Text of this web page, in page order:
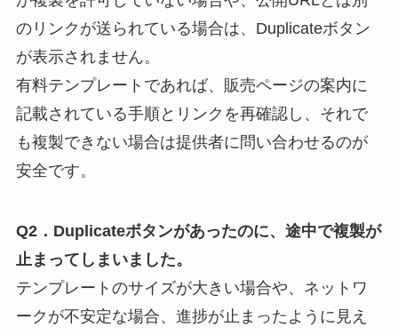
のリンクが送られている場合は、Duplicateボタン
が表示されません。
有料テンプレートであれば、販売ページの案内に
記載されている手順とリンクを再確認し、それで
も複製できない場合は提供者に問い合わせるのが
安全です。
Q2．Duplicateボタンがあったのに、途中で複製が
止まってしまいました。
テンプレートのサイズが大きい場合や、ネットワ
ークが不安定な場合、進捗が止まったように見え